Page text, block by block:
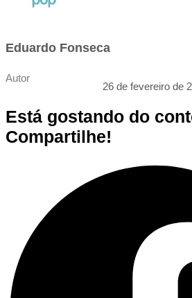
Eduardo Fonseca
Autor
26 de fevereiro de
Está gostando do
Compartilhe!